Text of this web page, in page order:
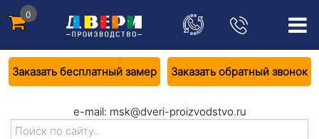
0
Заказать бесплатный замер Заказать обратный звонок
e-mail: msk@dveri-proizvodstvo.ru